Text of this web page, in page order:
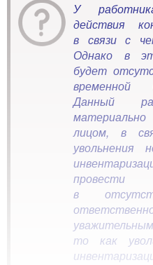
У
действия
в связи с
Однако в
будет
временной
Данный
лицом, в
увольнения
провести
в
то как